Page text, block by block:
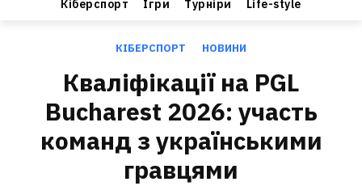
Кіберспорт Ігри Турніри Life-style
КІБЕРСПОРТ НОВИНИ
Кваліфікації на PGL
Bucharest 2026: участь
команд з українськими
гравцями